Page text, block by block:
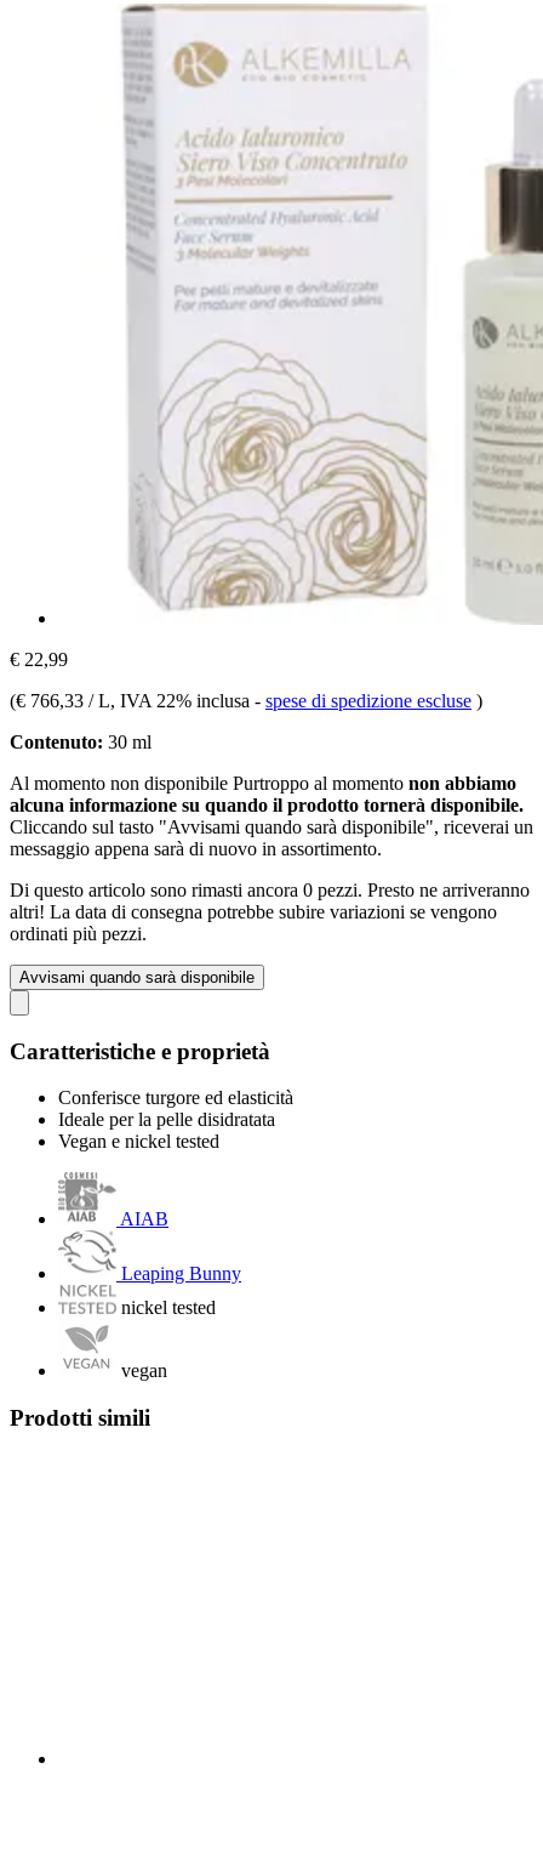
€ 22,99
(€ 766,33 / L, IVA 22% inclusa - spese di spedizione escluse )
Contenuto: 30 ml
Al momento non disponibile Purtroppo al momento non abbiamo
alcuna informazione su quando il prodotto tornerà disponibile.
Cliccando sul tasto "Avvisami quando sarà disponibile", riceverai un
messaggio appena sarà di nuovo in assortimento.
Di questo articolo sono rimasti ancora 0 pezzi. Presto ne arriveranno
altri! La data di consegna potrebbe subire variazioni se vengono
ordinati più pezzi.
Avvisami quando sarà disponibile
Caratteristiche e proprietà
Conferisce turgore ed elasticità
Ideale per la pelle disidratata
Vegan e nickel tested
AIAB
Leaping Bunny
nickel tested
vegan
Prodotti simili